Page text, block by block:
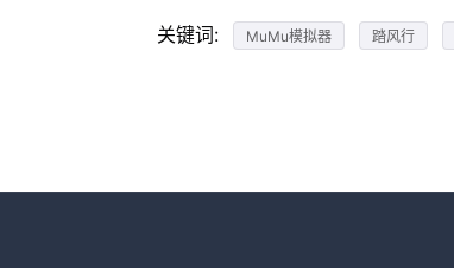
关键词: MuMu模拟器 踏风行